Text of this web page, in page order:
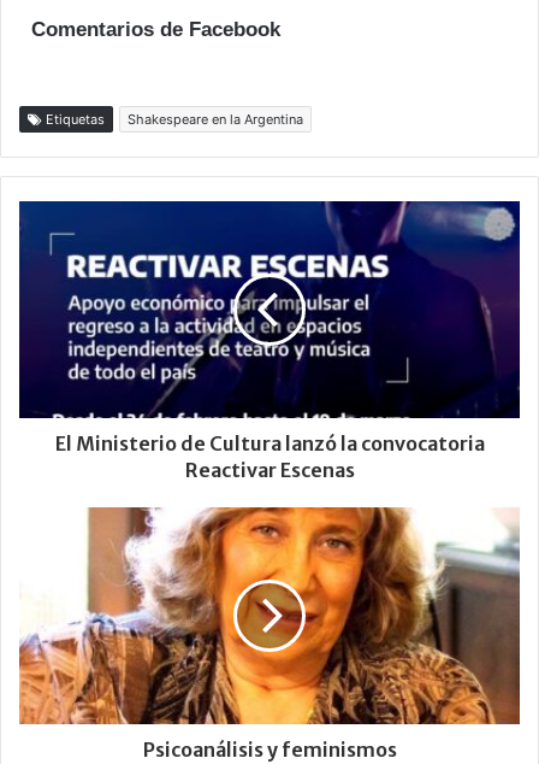
Comentarios de Facebook
Etiquetas Shakespeare en la Argentina
El Ministerio de Cultura lanzó la convocatoria
Reactivar Escenas
Psicoanálisis y feminismos